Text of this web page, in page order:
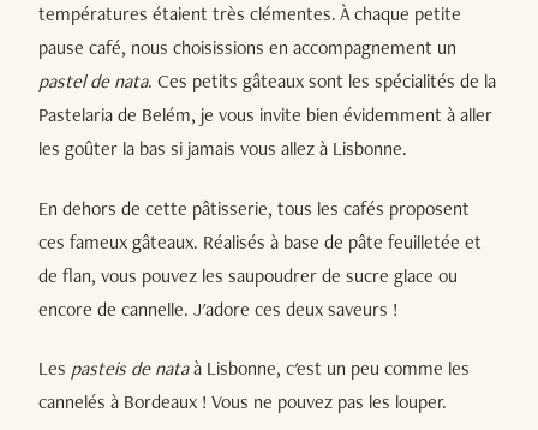
températures étaient très clémentes. À chaque petite
pause café, nous choisissions en accompagnement un
pastel de nata. Ces petits gâteaux sont les spécialités de la
Pastelaria de Belém, je vous invite bien évidemment à aller
les goûter la bas si jamais vous allez à Lisbonne.
En dehors de cette pâtisserie, tous les cafés proposent
ces fameux gâteaux. Réalisés à base de pâte feuilletée et
de flan, vous pouvez les saupoudrer de sucre glace ou
encore de cannelle. J'adore ces deux saveurs !
Les pasteis de nataà Lisbonne, c'est un peu comme les
cannelés à Bordeaux ! Vous ne pouvez pas les louper.